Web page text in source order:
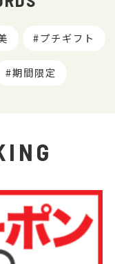
プチギフト
期間限定